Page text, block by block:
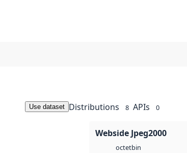
Use dataset Distributions 8 APIs 0
Webside Jpeg2000
octetbin